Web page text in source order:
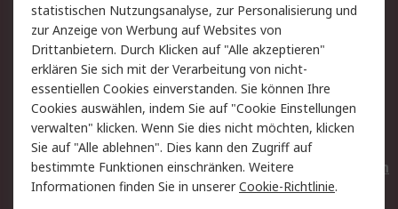
Hilfe
Privatkunden
Rechtliches
AGB
Datenschutz
Cookie-Richtlinie
Zahlungsbedingungen
Copyright/Impressum
Entsorgung
Elektrogeräte/Batterien
statistischen Nutzungsanalyse, zur Personalisierung und
zur Anzeige von Werbung auf Websites von
Drittanbietern. Durch Klicken auf "Alle akzeptieren"
erklären Sie sich mit der Verarbeitung von nicht-
essentiellen Cookies einverstanden. Sie können Ihre
Cookies auswählen, indem Sie auf "Cookie Einstellungen
verwalten" klicken. Wenn Sie dies nicht möchten, klicken
Sie auf "Alle ablehnen". Dies kann den Zugriff auf
bestimmte Funktionen einschränken. Weitere
Informationen finden Sie in unsererCookie-Richtlinie.